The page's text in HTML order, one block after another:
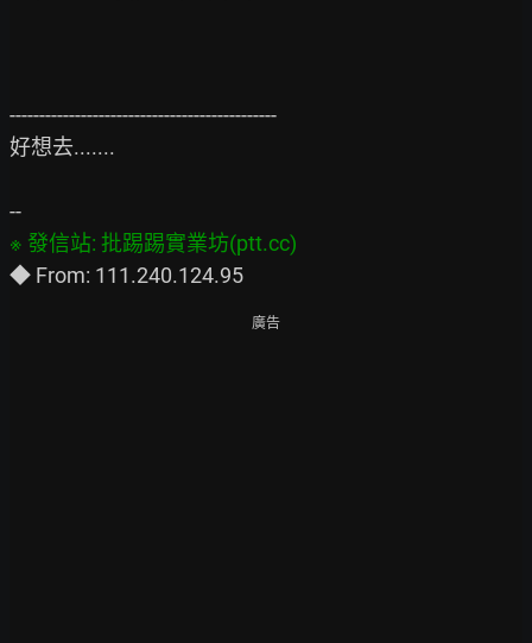
---------------------------------------------
好想去.......
廣告